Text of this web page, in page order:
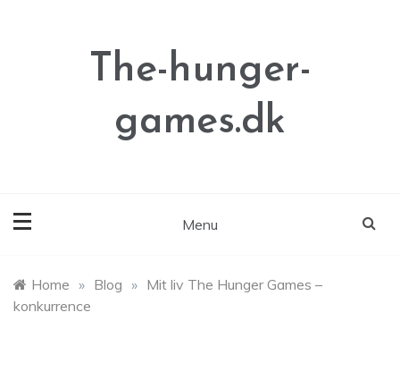
The-hunger-
games.dk
Menu
Home » Blog » Mit liv The Hunger Games –
konkurrence